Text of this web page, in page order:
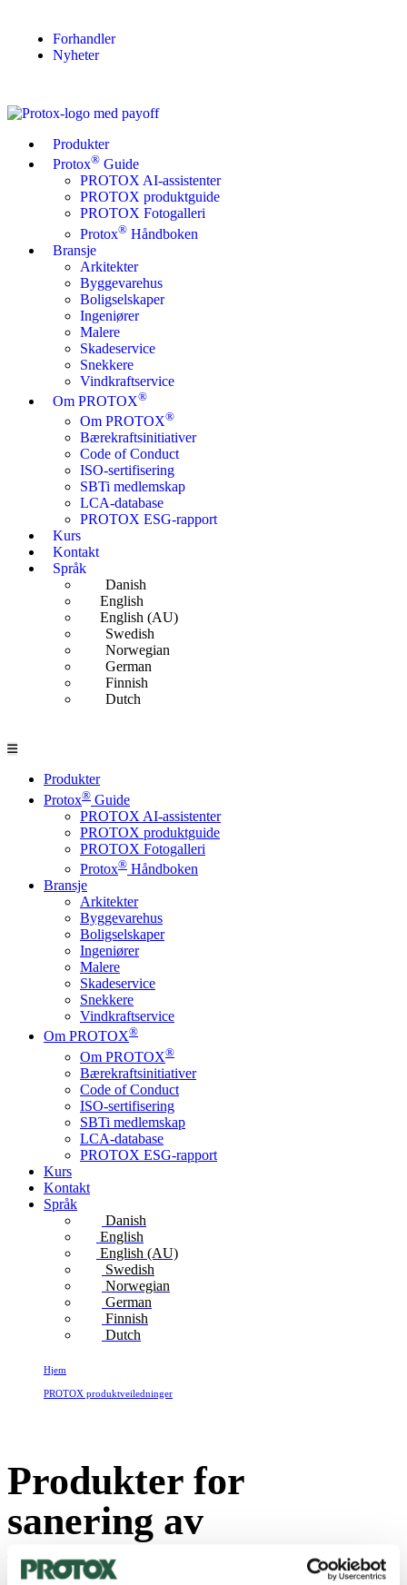
Forhandler
Nyheter
Produkter
Protox® Guide
PROTOX AI-assistenter
PROTOX produktguide
PROTOX Fotogalleri
Protox® Håndboken
Bransje
Arkitekter
Byggevarehus
Boligselskaper
Ingeniører
Malere
Skadeservice
Snekkere
Vindkraftservice
Om PROTOX®
Om PROTOX®
Bærekraftsinitiativer
Code of Conduct
ISO-sertifisering
SBTi medlemskap
LCA-database
PROTOX ESG-rapport
Kurs
Kontakt
Språk
Danish
English
English (AU)
Swedish
Norwegian
German
Finnish
Dutch
Produkter
Protox® Guide
PROTOX AI-assistenter
PROTOX produktguide
PROTOX Fotogalleri
Protox® Håndboken
Bransje
Arkitekter
Byggevarehus
Boligselskaper
Ingeniører
Malere
Skadeservice
Snekkere
Vindkraftservice
Om PROTOX®
Om PROTOX®
Bærekraftsinitiativer
Code of Conduct
ISO-sertifisering
SBTi medlemskap
LCA-database
PROTOX ESG-rapport
Kurs
Kontakt
Språk
Danish
English
English (AU)
Swedish
Norwegian
German
Finnish
Dutch
Hjem
PROTOX produktveiledninger
Produkter for
sanering av
vannskader